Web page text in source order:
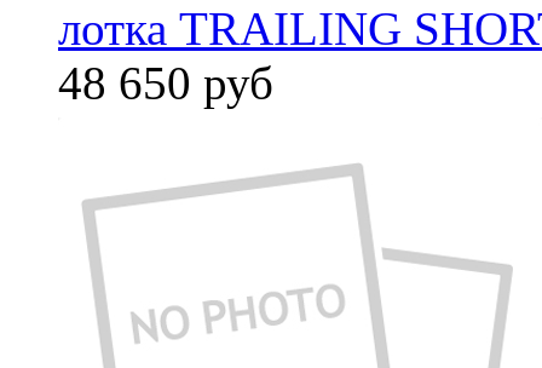
лотка TRAILING
48 650 руб